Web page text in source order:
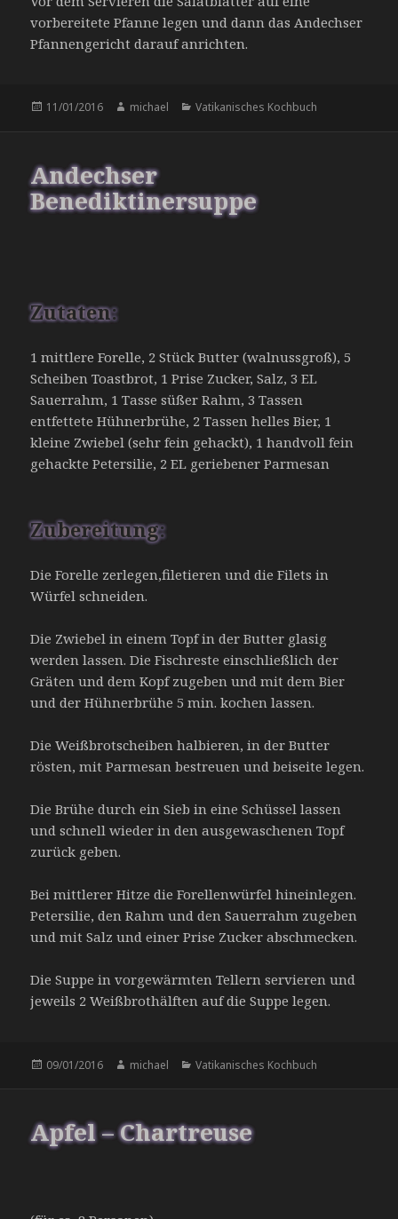
vorbereitete Pfanne legen und dann das Andechser
Pfannengericht darauf anrichten.
Veröffentlicht
11/01/2016 Autor
michael Kategorien
Vatikanisches Kochbuch
Andechser
Benediktinersuppe
Zutaten:
1 mittlere Forelle, 2 Stück Butter (walnussgroß), 5
Scheiben Toastbrot, 1 Prise Zucker, Salz, 3 EL
Sauerrahm, 1 Tasse süßer Rahm, 3 Tassen
entfettete Hühnerbrühe, 2 Tassen helles Bier, 1
kleine Zwiebel (sehr fein gehackt), 1 handvoll fein
gehackte Petersilie, 2 EL geriebener Parmesan
Zubereitung:
Die Forelle zerlegen,filetieren und die Filets in
Würfel schneiden.
Die Zwiebel in einem Topf in der Butter glasig
werden lassen. Die Fischreste einschließlich der
Gräten und dem Kopf zugeben und mit dem Bier
und der Hühnerbrühe 5 min. kochen lassen.
Die Weißbrotscheiben halbieren, in der Butter
rösten, mit Parmesan bestreuen und beiseite legen.
Die Brühe durch ein Sieb in eine Schüssel lassen
und schnell wieder in den ausgewaschenen Topf
zurück geben.
Bei mittlerer Hitze die Forellenwürfel hineinlegen.
Petersilie, den Rahm und den Sauerrahm zugeben
und mit Salz und einer Prise Zucker abschmecken.
Die Suppe in vorgewärmten Tellern servieren und
jeweils 2 Weißbrothälften auf die Suppe legen.
Veröffentlicht
09/01/2016 Autor
michael Kategorien
Vatikanisches Kochbuch
Apfel – Chartreuse